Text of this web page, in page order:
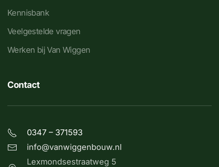
Kennisbank
Veelgestelde vragen
Werken bij Van Wiggen
Contact
0347 – 371593
info@vanwiggenbouw.nl
Lexmondsestraatweg 5